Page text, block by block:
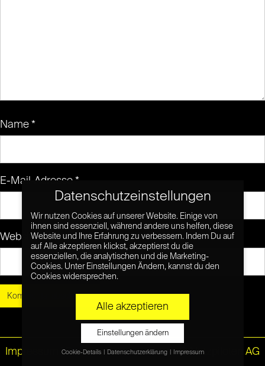
Name *
E-Mail-Adresse *
Website
Impressum |Datenschutz © Netzpiloten AG
Datenschutzeinstellungen
Wir nutzen Cookies auf unserer Website. Einige von
ihnen sind essenziell, während andere uns helfen, diese
Website und Ihre Erfahrung zu verbessern. Indem Du auf
auf Alle akzeptieren klickst, akzeptierst du die
essenziellen, die analytischen und die Marketing-
Cookies. Unter Einstellungen Ändern, kannst du den
Cookies widersprechen.
Alle akzeptieren
Einstellungen ändern
Cookie-Details Datenschutzerklärung Impressum